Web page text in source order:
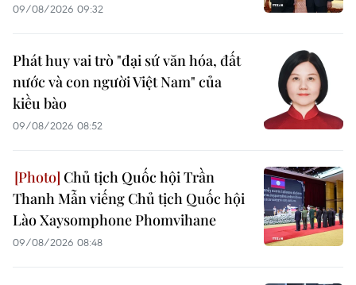
09/08/2026 09:32
Phát huy vai trò "đại sứ văn hóa, đất
nước và con người Việt Nam" của
kiều bào
09/08/2026 08:52
Chủ tịch Quốc hội Trần
Thanh Mẫn viếng Chủ tịch Quốc hội
Lào Xaysomphone Phomvihane
09/08/2026 08:48